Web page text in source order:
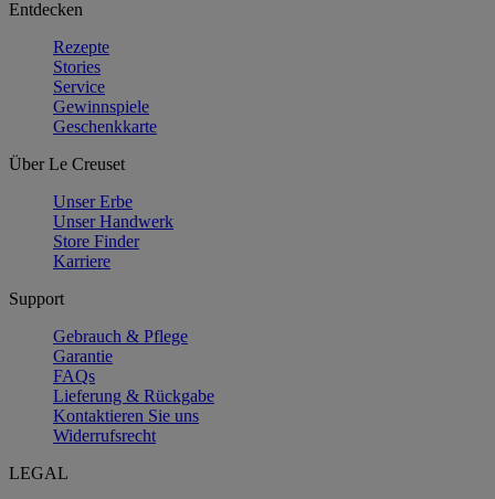
Entdecken
Rezepte
Stories
Service
Gewinnspiele
Geschenkkarte
Über Le Creuset
Unser Erbe
Unser Handwerk
Store Finder
Karriere
Support
Gebrauch & Pflege
Garantie
FAQs
Lieferung & Rückgabe
Kontaktieren Sie uns
Widerrufsrecht
LEGAL